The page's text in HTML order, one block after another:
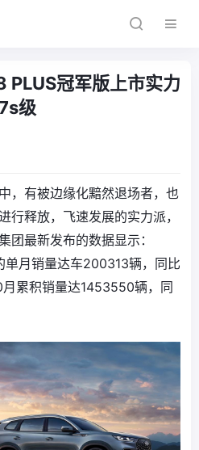
冠军版上市实力
级
，有被边缘化黯然退场者，也
行释放，飞速发展的实力派，
团最新发布的数据显示：
月销量达车200313辆，同比
累积销量达1453550辆，同